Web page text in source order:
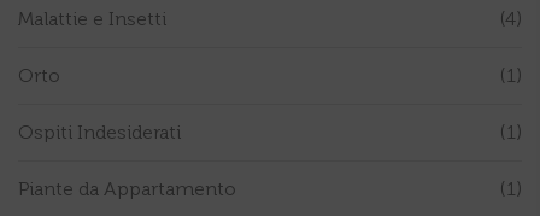
Malattie e Insetti (4)
Orto (1)
Ospiti Indesiderati (1)
Piante da Appartamento (1)